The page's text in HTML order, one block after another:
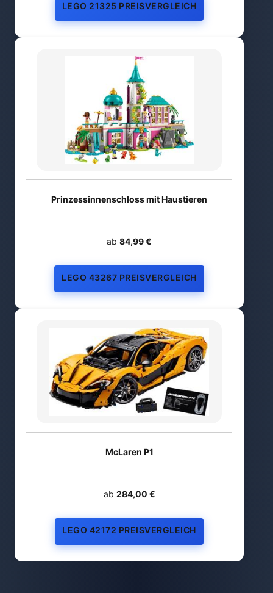
LEGO 21325 PREISVERGLEICH
Prinzessinnenschloss mit Haustieren
ab 84,99 €
LEGO 43267 PREISVERGLEICH
McLaren P1
ab 284,00 €
LEGO 42172 PREISVERGLEICH